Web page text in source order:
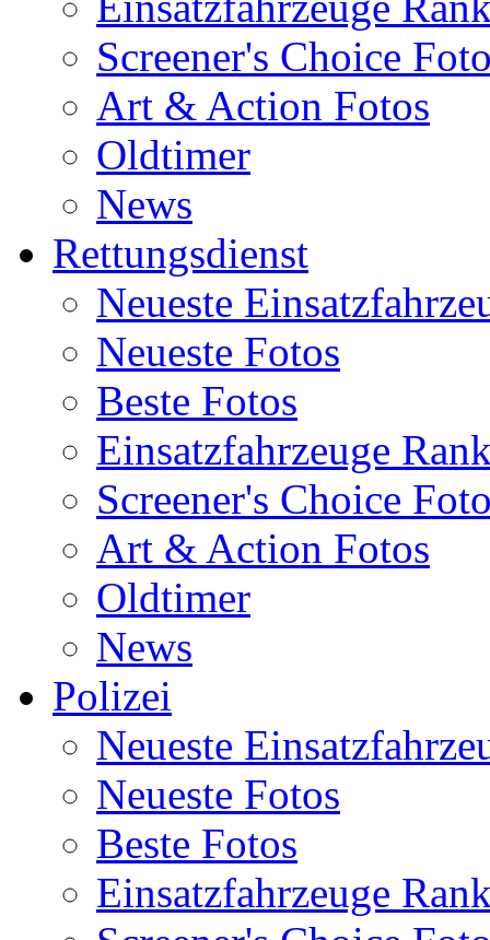
Screener's Choice
Art & Action Fotos
Oldtimer
News
Rettungsdienst
Neueste
Neueste Fotos
Beste Fotos
Einsatzfahrzeuge
Screener's Choice
Art & Action Fotos
Oldtimer
News
Polizei
Neueste
Neueste Fotos
Beste Fotos
Einsatzfahrzeuge